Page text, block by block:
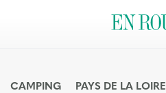
CAMPING PAYS DE LA LOIRE